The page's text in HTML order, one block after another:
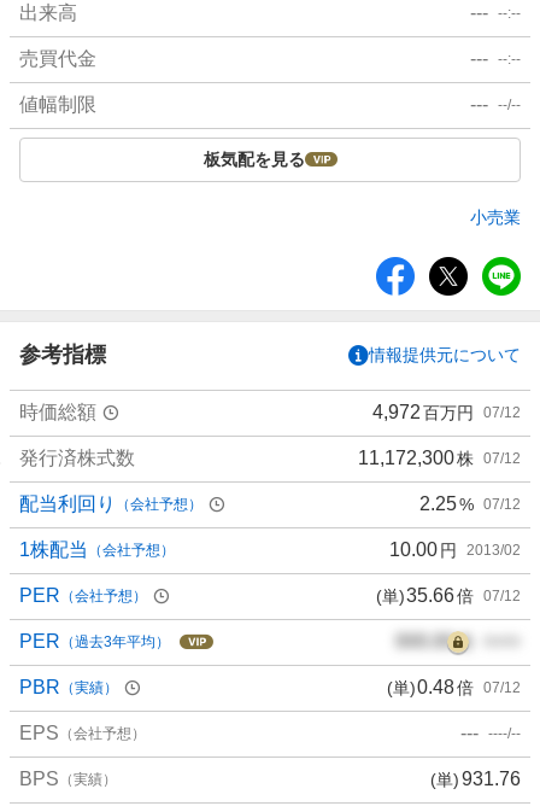
出来高 --- --:--
売買代金 --- --:--
値幅制限 --- --/--
板気配を見る
小売業
ア
参考指標 情報提供元について
時価総額 4,972百万円 07/12
発行済株式数 11,172,300株 07/12
配当利回り （会社予想） 2.25% 07/12
1株配当 （会社予想） 10.00円 2013/02
PER （会社予想） (単)35.66倍 07/12
PER （過去3年平均） 000.00倍
PBR （実績） (単)0.48倍 07/12
EPS （会社予想） --- ----/--
BPS （実績） (単)931.76